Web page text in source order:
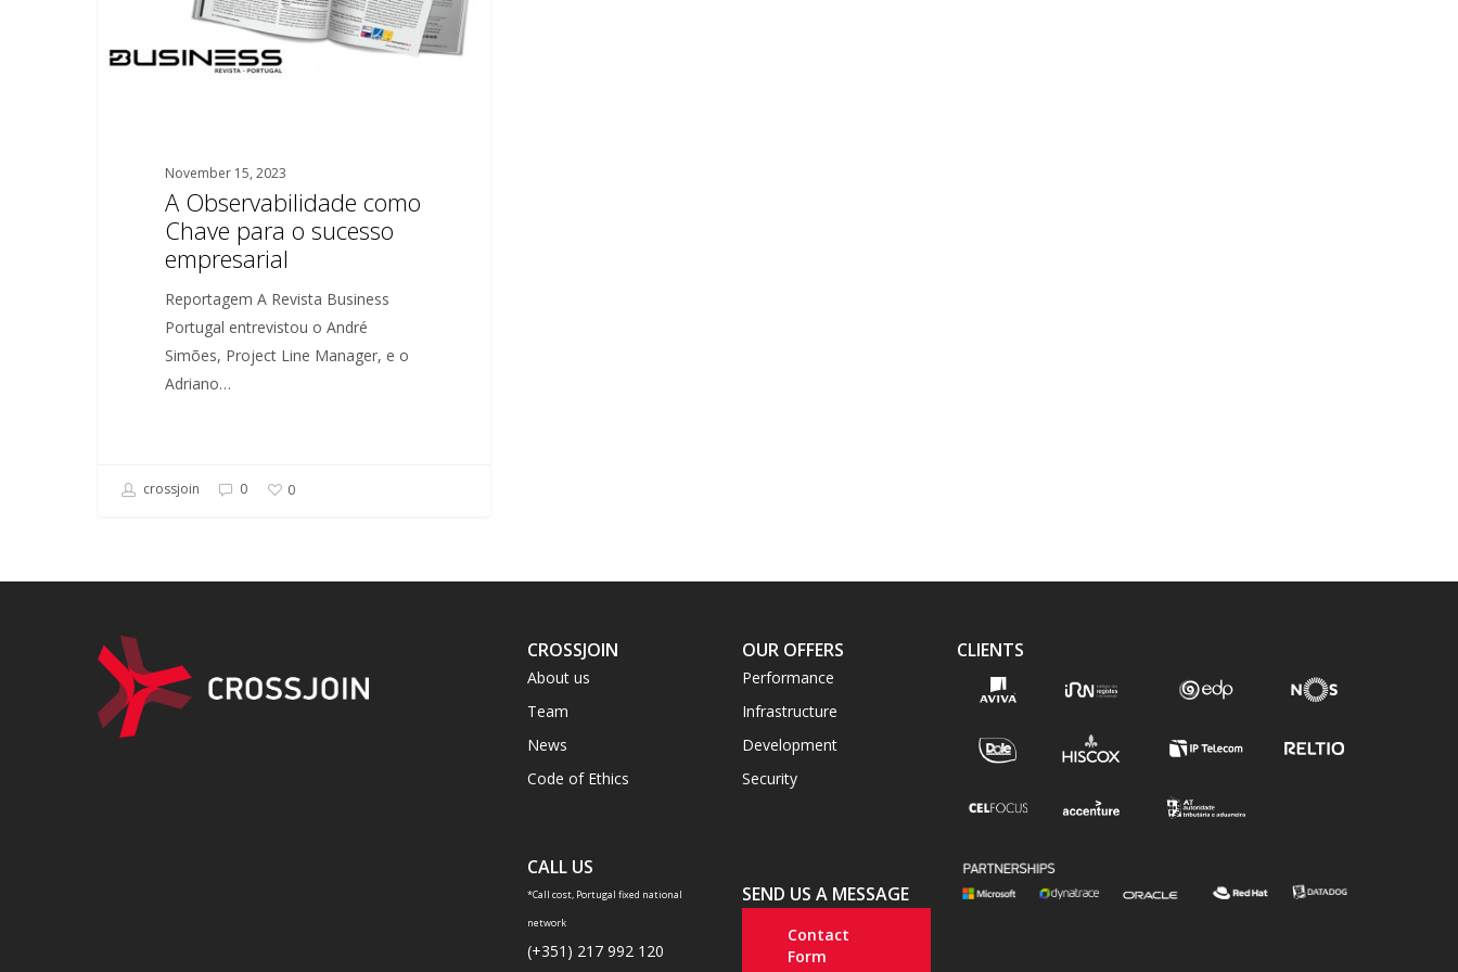
November 15, 2023
A Observabilidade como
Chave para o sucesso
empresarial
Reportagem A Revista Business
Portugal entrevistou o André
Simões, Project Line Manager, e o
Adriano…
crossjoin 0 0
CROSSJOIN
About us
Team
News
Code of Ethics
CALL US
*Call cost, Portugal fixed national
network
(+351) 217 992 120
OUR OFFERS
Performance
Infrastructure
Development
Security
SEND US A MESSAGE
Contact
Form
CLIENTS